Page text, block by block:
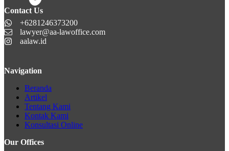
Contact Us
+6281246373200
lawyer@aa-lawoffice.com
aalaw.id
Navigation
Beranda
Artikel
Tentang Kami
Kontak Kami
Konsultasi Online
Our Offices